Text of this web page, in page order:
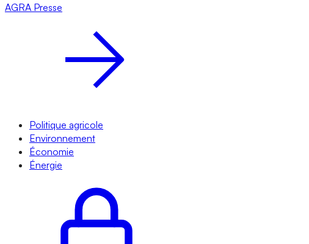
AGRA Presse
Politique agricole
Environnement
Économie
Énergie